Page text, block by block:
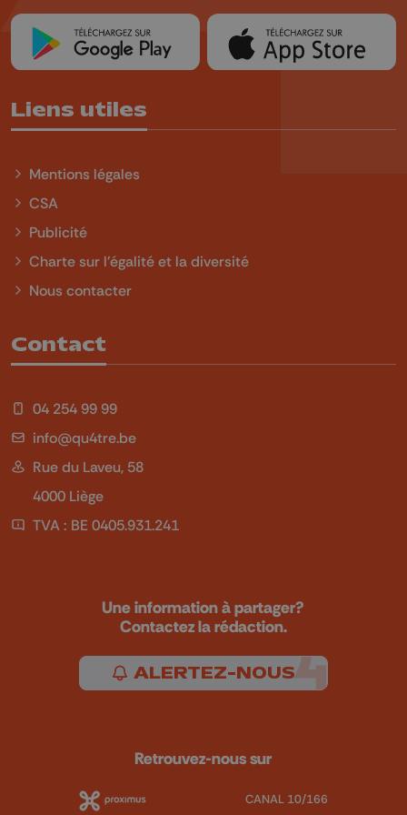
Liens utiles
Mentions légales
CSA
Publicité
Charte sur l'égalité et la diversité
Nous contacter
Contact
04 254 99 99
info@qu4tre.be
Rue du Laveu, 58
4000 Liège
TVA : BE 0405.931.241
Une information à partager?
Contactez la rédaction.
ALERTEZ-NOUS
Retrouvez-nous sur
CANAL 10/166